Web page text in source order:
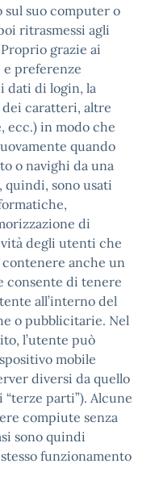
sul suo computer o
ritrasmessi agli
grazie ai
preferenze
dati di login, la
caratteri, altre
ecc.) in modo che
quando
o navighi da una
quindi, sono usati
di
degli utenti che
contenere anche un
di tenere
all’interno del
o pubblicitarie. Nel
l’utente può
mobile
diversi da quello
parti”). Alcune
compiute senza
sono quindi
funzionamento